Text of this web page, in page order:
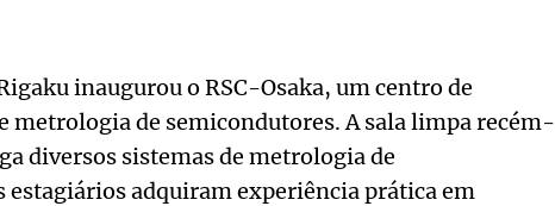
inaugurou o RSC-Osaka, um centro de
metrologia de semicondutores. A sala limpa recém-
diversos sistemas de metrologia de
adquiram experiência prática em